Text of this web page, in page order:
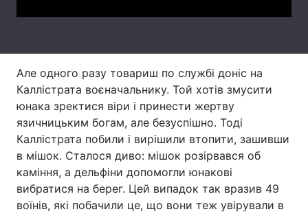
Але одного разу товариш по службі доніс на
Каллістрата воєначальнику. Той хотів змусити
юнака зректися віри і принести жертву
язичницьким богам, але безуспішно. Тоді
Каллістрата побили і вирішили втопити, зашивши
в мішок. Сталося диво: мішок розірвався об
каміння, а дельфіни допомогли юнакові
вибратися на берег. Цей випадок так вразив 49
воїнів, які побачили це, що вони теж увірували в